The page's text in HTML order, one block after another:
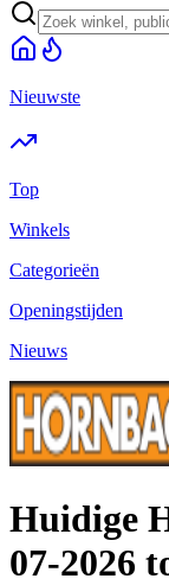
Nieuwste
Top
Winkels
Categorieën
Openingstijden
Nieuws
Huidige
07-2026